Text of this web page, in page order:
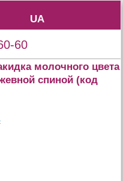
UA
UA
60
молочного цвета
спиной (код